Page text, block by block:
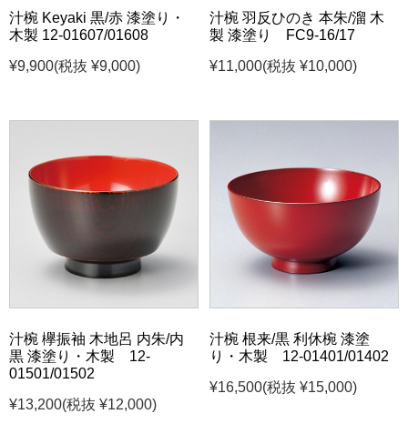
汁椀 Keyaki 黒/赤 漆塗り・
木製 12-01607/01608
¥9,900(税抜 ¥9,000)
汁椀 羽反ひのき 本朱/溜 木
製 漆塗り FC9-16/17
¥11,000(税抜 ¥10,000)
汁椀 欅振袖 木地呂 内朱/内
黒 漆塗り・木製 12-
01501/01502
¥13,200(税抜 ¥12,000)
汁椀 根来/黒 利休椀 漆塗
り・木製 12-01401/01402
¥16,500(税抜 ¥15,000)